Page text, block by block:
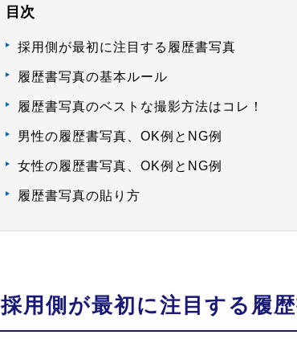
目次
採用側が最初に注目する履歴書写真
履歴書写真の基本ルール
履歴書写真のベストな撮影方法はコレ！
男性の履歴書写真、OK例とNG例
女性の履歴書写真、OK例とNG例
履歴書写真の貼り方
採用側が最初に注目する履